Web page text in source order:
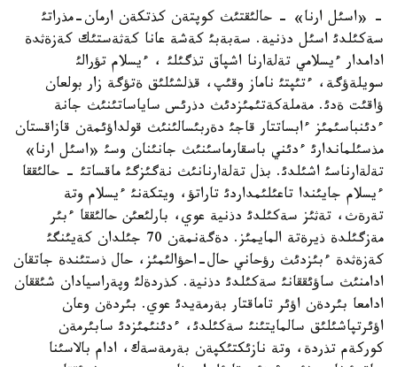
- «اسئل ارنا» - حالئقتئث كوپتةن كذتكةن ارمان-مذراتئ
سةكئلدئ اسئل دذنية. سةبةبئ كةشة عانا كةثةستئك كةزةثدة
ادامدار ءيسلامي تةلةارنا اشپاق تذگئلئ ، ءيسلام تؤرالئ
سويلةؤگة، ءتئپتئ ناماز وقئپ، قذلشئلئق ةتؤگة زار بولعان
ؤاقئت ةدئ. مةملةكةتئمئزدئث دذرئس ساياساتئنئث جانة
ءدئنباسئمئز ءابساتتار قاجئ دةربئسالئنئث قولداؤئمةن قازاقستان
مذسئلماندارئ ءدئني باسقارماسئنئث جانئنان وسئ «اسئل ارنا»
تةلةارناسئ اشئلدئ. بذل تةلةارنانئث نةگئزگئ ماقساتئ - حالئققا
ءيسلام جايئندا تاعئلئمداردئ تاراتؤ، ويتكةنئ ءيسلام وتة
تةرةث، تةثئز سةكئلدئ دذنية عوي، بارلئعئن حالئققا ءبئر
مةزگئلدة ذيرةتة المايمئز. دةگةنمةن 70 جئلدان كةيئنگئ
كةزةثدة ءبئزدئث رؤحاني حال-احؤالئمئز، حال ذستئندة جاتقان
ادامنئث ساؤئققانئ سةكئلدئ دذنية. كذردةلئ وپةراسيادان شئققان
ادامعا بئردةن اؤئر تاماقتار بةرمةيدئ عوي. بئردةن وعان
اؤئرتپاشئلئق سالمايتئنئ سةكئلدئ، ءدئنئمئزدئ سابئرمةن
كوركةم تذردة، وتة نازئكتئكپةن بةرمةسةك، ادام بالاسئنا